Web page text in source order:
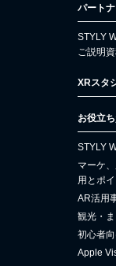
パート
STYLY
ご説明
XRスタ
お役立
STYLY
マーケ
用とポイ
AR活用
観光・
初心者
Apple